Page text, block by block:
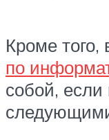
Кроме того,
по
собой, если